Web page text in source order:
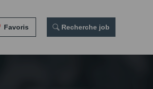
Favoris Recherche job